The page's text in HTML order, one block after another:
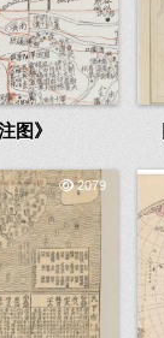
图》
2079